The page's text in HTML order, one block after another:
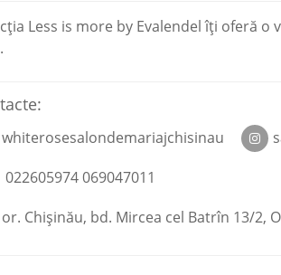
Less is more by Evalendel îţi oferă o
whiterosesalondemariajchisinau
022605974 069047011
or. Chişinău, bd. Mircea cel Batrîn 13/2,